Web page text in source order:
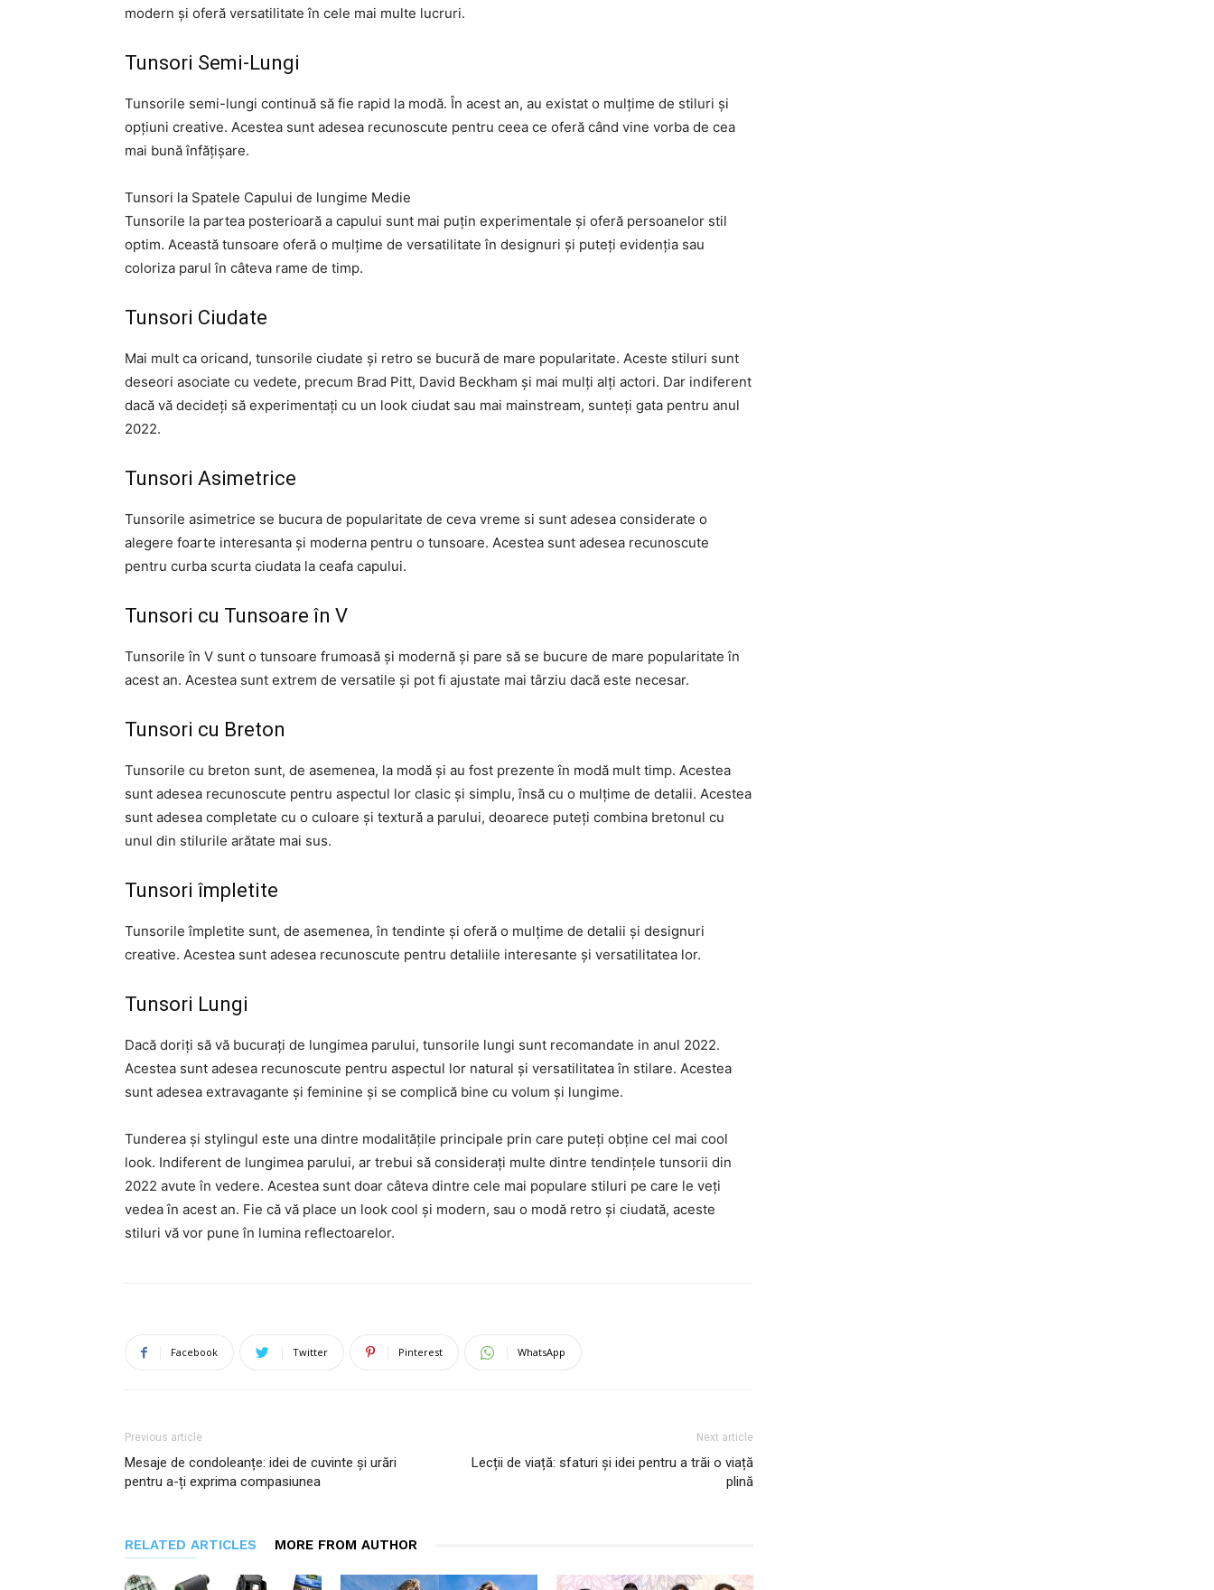
modern și oferă versatilitate în cele mai multe lucruri.
Tunsori Semi-Lungi
Tunsorile semi-lungi continuă să fie rapid la modă. În acest an, au existat o mulțime de stiluri și
opțiuni creative. Acestea sunt adesea recunoscute pentru ceea ce oferă când vine vorba de cea
mai bună înfățișare.
Tunsori la Spatele Capului de lungime Medie
Tunsorile la partea posterioară a capului sunt mai puțin experimentale și oferă persoanelor stil
optim. Această tunsoare oferă o mulțime de versatilitate în designuri și puteți evidenția sau
coloriza parul în câteva rame de timp.
Tunsori Ciudate
Mai mult ca oricand, tunsorile ciudate și retro se bucură de mare popularitate. Aceste stiluri sunt
deseori asociate cu vedete, precum Brad Pitt, David Beckham și mai mulți alți actori. Dar indiferent
dacă vă decideți să experimentați cu un look ciudat sau mai mainstream, sunteți gata pentru anul
2022.
Tunsori Asimetrice
Tunsorile asimetrice se bucura de popularitate de ceva vreme si sunt adesea considerate o
alegere foarte interesanta și moderna pentru o tunsoare. Acestea sunt adesea recunoscute
pentru curba scurta ciudata la ceafa capului.
Tunsori cu Tunsoare în V
Tunsorile în V sunt o tunsoare frumoasă și modernă și pare să se bucure de mare popularitate în
acest an. Acestea sunt extrem de versatile și pot fi ajustate mai târziu dacă este necesar.
Tunsori cu Breton
Tunsorile cu breton sunt, de asemenea, la modă și au fost prezente în modă mult timp. Acestea
sunt adesea recunoscute pentru aspectul lor clasic și simplu, însă cu o mulțime de detalii. Acestea
sunt adesea completate cu o culoare și textură a parului, deoarece puteți combina bretonul cu
unul din stilurile arătate mai sus.
Tunsori împletite
Tunsorile împletite sunt, de asemenea, în tendinte și oferă o mulțime de detalii și designuri
creative. Acestea sunt adesea recunoscute pentru detaliile interesante și versatilitatea lor.
Tunsori Lungi
Dacă doriți să vă bucurați de lungimea parului, tunsorile lungi sunt recomandate in anul 2022.
Acestea sunt adesea recunoscute pentru aspectul lor natural și versatilitatea în stilare. Acestea
sunt adesea extravagante și feminine și se complică bine cu volum și lungime.
Tunderea și stylingul este una dintre modalitățile principale prin care puteți obține cel mai cool
look. Indiferent de lungimea parului, ar trebui să considerați multe dintre tendințele tunsorii din
2022 avute în vedere. Acestea sunt doar câteva dintre cele mai populare stiluri pe care le veți
vedea în acest an. Fie că vă place un look cool și modern, sau o modă retro și ciudată, aceste
stiluri vă vor pune în lumina reflectoarelor.
Facebook Twitter Pinterest WhatsApp
Previous article
Mesaje de condoleanțe: idei de cuvinte și urări
pentru a-ți exprima compasiunea
Next article
Lecții de viață: sfaturi și idei pentru a trăi o viață
plină
RELATED ARTICLES MORE FROM AUTHOR